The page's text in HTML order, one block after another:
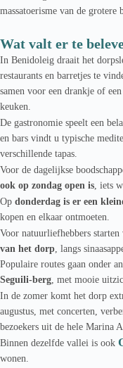
massatoerisme van de grotere
Wat valt er te
In Benidoleig draait het
restaurants en barretjes te
samen voor een drankje of
keuken.
De gastronomie speelt een
en bars vindt u typische
verschillende tapas.
Voor de dagelijkse
ook op zondag open is, iets
Op donderdag is er een
kopen en elkaar ontmoeten.
Voor natuurliefhebbers starten
van het dorp, langs
Populaire routes gaan onder
Seguili-berg, met mooie
In de zomer komt het dorp
augustus, met concerten,
bezoekers uit de hele Marina
Binnen dezelfde vallei is ook
wonen.